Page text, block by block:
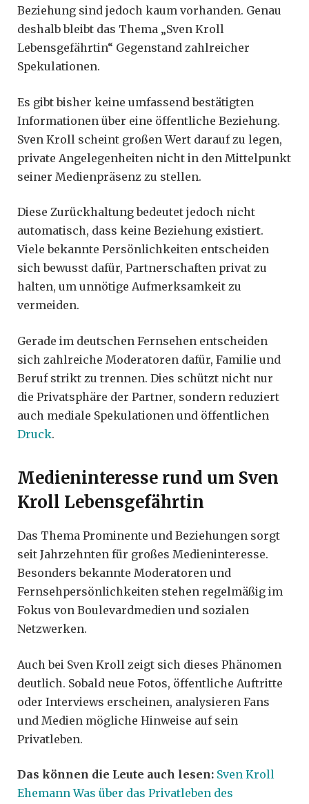
Beziehung sind jedoch kaum vorhanden. Genau
deshalb bleibt das Thema „Sven Kroll
Lebensgefährtin“ Gegenstand zahlreicher
Spekulationen.
Es gibt bisher keine umfassend bestätigten
Informationen über eine öffentliche Beziehung.
Sven Kroll scheint großen Wert darauf zu legen,
private Angelegenheiten nicht in den Mittelpunkt
seiner Medienpräsenz zu stellen.
Diese Zurückhaltung bedeutet jedoch nicht
automatisch, dass keine Beziehung existiert.
Viele bekannte Persönlichkeiten entscheiden
sich bewusst dafür, Partnerschaften privat zu
halten, um unnötige Aufmerksamkeit zu
vermeiden.
Gerade im deutschen Fernsehen entscheiden
sich zahlreiche Moderatoren dafür, Familie und
Beruf strikt zu trennen. Dies schützt nicht nur
die Privatsphäre der Partner, sondern reduziert
auch mediale Spekulationen und öffentlichen
Druck.
Medieninteresse rund um Sven
Kroll Lebensgefährtin
Das Thema Prominente und Beziehungen sorgt
seit Jahrzehnten für großes Medieninteresse.
Besonders bekannte Moderatoren und
Fernsehpersönlichkeiten stehen regelmäßig im
Fokus von Boulevardmedien und sozialen
Netzwerken.
Auch bei Sven Kroll zeigt sich dieses Phänomen
deutlich. Sobald neue Fotos, öffentliche Auftritte
oder Interviews erscheinen, analysieren Fans
und Medien mögliche Hinweise auf sein
Privatleben.
Das können die Leute auch lesen: Sven Kroll
Ehemann Was über das Privatleben des